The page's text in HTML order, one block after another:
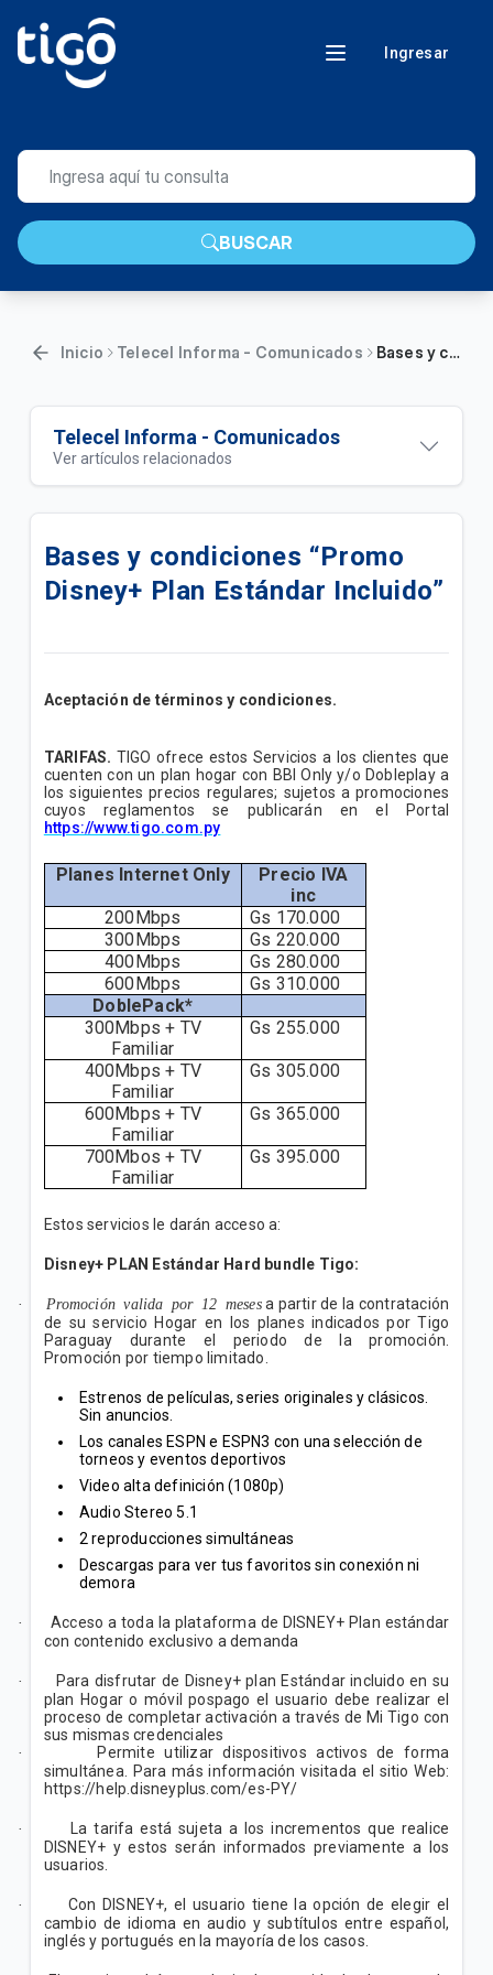
Ingresar
BUSCAR
Inicio Telecel Informa - Comunicados Bases y condiciones “Promo Disney+ Plan Estándar Incluido”
Telecel Informa - Comunicados
Ver artículos relacionados
Telecel S.A.E Informa Actualización de los
Telecel S.A.E Informa: Nueva oferta Paquetigos
ilimitados con Tigo Sports Web
Servicio de Telefonía Móvil
TELECEL S.A.E Informa: Baja Oferta paquetigo
Telecel S.A.E Informa: Actualización Paquetigos
Telecel S.A.E Informa: Actualización de los
Paquetes Promocionales
TELECEL S.A.E Informa: Modificación de planes de
telefonía pospaga
Tigo Paraguay GDN - Press Release
Telecel S.A.E Informa: Nuevos paquetes
promocionales de Bienvenida
VER MÁS
Bases y condiciones “Promo
Disney+ Plan Estándar Incluido”
Aceptación de términos y condiciones.
TARIFAS. TIGO ofrece estos Servicios a los clientes que
cuenten con un plan hogar con BBI Only y/o Dobleplay a
los siguientes precios regulares; sujetos a promociones
cuyos reglamentos se publicarán en el Portal
https://www.tigo.com.py
Planes Internet Only
Precio IVA
inc
200Mbps
Gs 170.000
300Mbps
Gs 220.000
400Mbps
Gs 280.000
600Mbps
Gs 310.000
DoblePack*
300Mbps + TV
Familiar
Gs 255.000
400Mbps + TV
Familiar
Gs 305.000
600Mbps + TV
Familiar
Gs 365.000
700Mbos + TV
Familiar
Gs 395.000
Estos servicios le darán acceso a:
Disney+ PLAN Estándar Hard bundle Tigo:
· Promoción valida por 12 mesesa partir de la contratación
de su servicio Hogar en los planes indicados por Tigo
Paraguay durante el periodo de la promoción.
Promoción por tiempo limitado.
Estrenos de películas, series originales y clásicos.
Sin anuncios.
Los canales ESPN e ESPN3 con una selección de
torneos y eventos deportivos
Video alta definición (1080p)
Audio Stereo 5.1
2 reproducciones simultáneas
Descargas para ver tus favoritos sin conexión ni
demora
·
Acceso a toda la plataforma de DISNEY+ Plan estándar
con contenido exclusivo a demanda
·
Para disfrutar de Disney+ plan Estándar incluido en su
plan Hogar o móvil pospago el usuario debe realizar el
proceso de completar activación a través de Mi Tigo con
sus mismas credenciales
·
Permite utilizar dispositivos activos de forma
simultánea. Para más información visitada el sitio Web:
https://help.disneyplus.com/es-PY/
·
La tarifa está sujeta a los incrementos que realice
DISNEY+ y estos serán informados previamente a los
usuarios.
·
Con DISNEY+, el usuario tiene la opción de elegir el
cambio de idioma en audio y subtítulos entre español,
inglés y portugués en la mayoría de los casos.